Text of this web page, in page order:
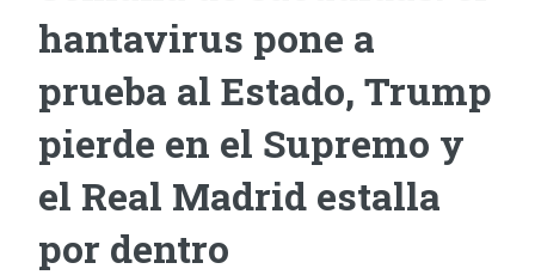
hantavirus pone a
prueba al Estado, Trump
pierde en el Supremo y
el Real Madrid estalla
por dentro